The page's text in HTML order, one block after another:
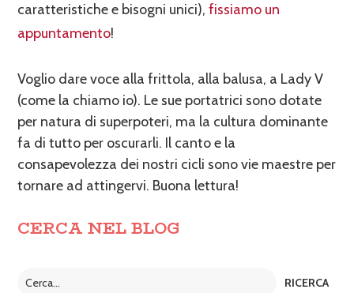
caratteristiche e bisogni unici),fissiamo un
appuntamento!
Voglio dare voce alla frittola, alla balusa, a Lady V
(come la chiamo io). Le sue portatrici sono dotate
per natura di superpoteri, ma la cultura dominante
fa di tutto per oscurarli. Il canto e la
consapevolezza dei nostri cicli sono vie maestre per
tornare ad attingervi. Buona lettura!
CERCA NEL BLOG